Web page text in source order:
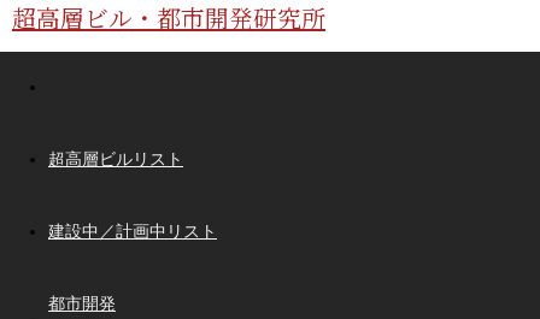
超高層ビル・都市開発研究所
超高層ビルリスト
建設中／計画中リスト
都市開発